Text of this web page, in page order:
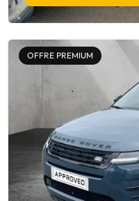
OFFRE PREMIUM